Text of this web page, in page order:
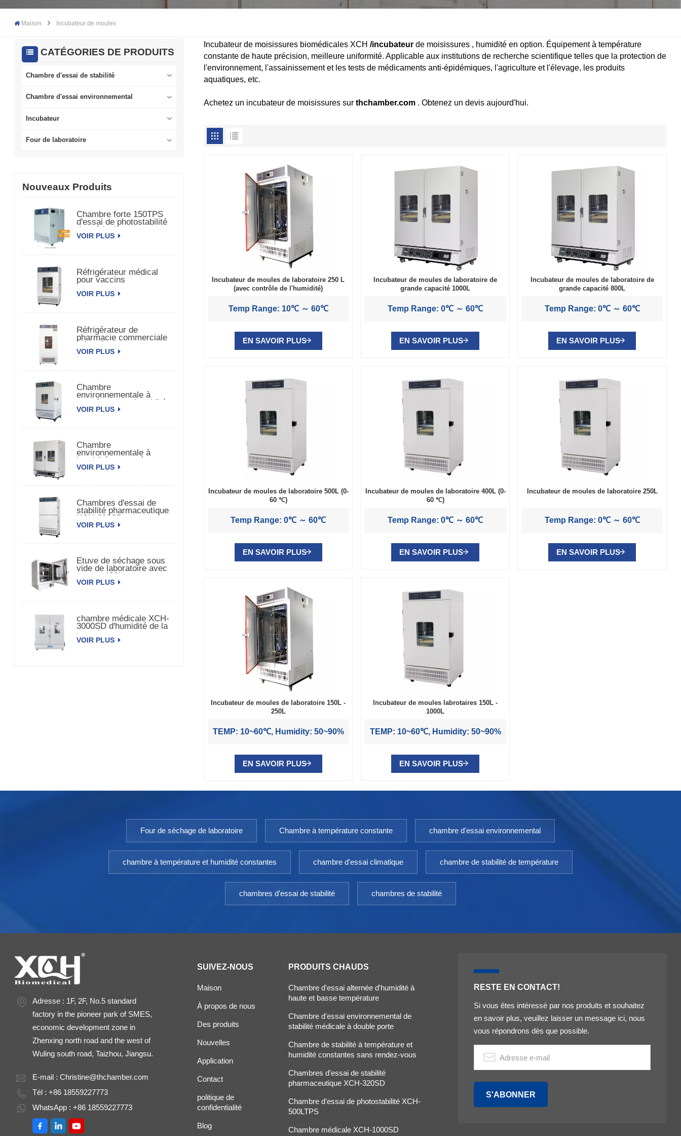
Melayu
Tiếng Việt
Maison Incubateur de moules
CATÉGORIES DE PRODUITS
Chambre d'essai de stabilité
Chambre d'essai environnemental
Incubateur
Four de laboratoire
Nouveaux Produits
Chambre forte 150TPS
d'essai de photostabilité
de médecine
VOIR PLUS
Réfrigérateur médical
pour vaccins
pharmaceutiques
biomédicaux
VOIR PLUS
Réfrigérateur de
pharmacie commerciale
Réfrigérateur de vaccins
pharmaceutiques
VOIR PLUS
Chambre
environnementale à
température et humidité
constantes à porte
VOIR PLUS
Chambre
environnementale à
humidité et température
constante à double porte
VOIR PLUS
Chambres d'essai de
stabilité pharmaceutique
XCH-320SD
VOIR PLUS
Etuve de séchage sous
vide de laboratoire avec
pompe 420L
VOIR PLUS
chambre médicale XCH-
3000SD d'humidité de la
température de la
stabilité 3000L
VOIR PLUS
Incubateur de moisissures biomédicales XCH/incubateurde moisissures , humidité en option. Équipement à température
constante de haute précision, meilleure uniformité. Applicable aux institutions de recherche scientifique telles que la protection de
l'environnement, l'assainissement et les tests de médicaments anti-épidémiques, l'agriculture et l'élevage, les produits
aquatiques, etc.
Achetez un incubateur de moisissures surthchamber.com . Obtenez un devis aujourd'hui.
Incubateur de moules de laboratoire 250 L
(avec contrôle de l'humidité)
Temp Range: 10℃ ～ 60℃
EN SAVOIR PLUS
Incubateur de moules de laboratoire de
grande capacité 1000L
Temp Range: 0℃ ～ 60℃
EN SAVOIR PLUS
Incubateur de moules de laboratoire de
grande capacité 800L
Temp Range: 0℃ ～ 60℃
EN SAVOIR PLUS
Incubateur de moules de laboratoire 500L (0-
60 ℃)
Temp Range: 0℃ ～ 60℃
EN SAVOIR PLUS
Incubateur de moules de laboratoire 400L (0-
60 ℃)
Temp Range: 0℃ ～ 60℃
EN SAVOIR PLUS
Incubateur de moules de laboratoire 250L
Temp Range: 0℃ ～ 60℃
EN SAVOIR PLUS
Incubateur de moules de laboratoire 150L -
250L
TEMP: 10~60℃, Humidity: 50~90%
EN SAVOIR PLUS
Incubateur de moules labrotaires 150L -
1000L
TEMP: 10~60℃, Humidity: 50~90%
EN SAVOIR PLUS
Four de séchage de laboratoire Chambre à température constante chambre d'essai environnemental
chambre à température et humidité constantes chambre d'essai climatique chambre de stabilité de température
chambres d'essai de stabilité chambres de stabilité
Adresse : 1F, 2F, No.5 standard
factory in the pioneer park of SMES,
economic development zone in
Zhenxing north road and the west of
Wuling south road, Taizhou, Jiangsu.
E-mail :Christine@thchamber.com
Tél : +86 18559227773
WhatsApp : +86 18559227773
SUIVEZ-NOUS
Maison
À propos de nous
Des produits
Nouvelles
Application
Contact
politique de
confidentialité
Blog
PRODUITS CHAUDS
Chambre d'essai alternée d'humidité à
haute et basse température
Chambre d'essai environnemental de
stabilité médicale à double porte
Chambre de stabilité à température et
humidité constantes sans rendez-vous
Chambres d'essai de stabilité
pharmaceutique XCH-320SD
Chambre d'essai de photostabilité XCH-
500LTPS
Chambre médicale XCH-1000SD
RESTE EN CONTACT!
Si vous êtes intéressé par nos produits et souhaitez
en savoir plus, veuillez laisser un message ici, nous
vous répondrons dès que possible.